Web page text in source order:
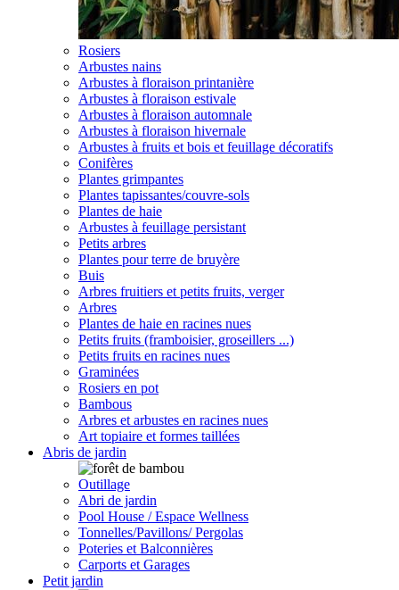
Rosiers
Arbustes nains
Arbustes à floraison printanière
Arbustes à floraison estivale
Arbustes à floraison automnale
Arbustes à floraison hivernale
Arbustes à fruits et bois et feuillage décoratifs
Conifères
Plantes grimpantes
Plantes tapissantes/couvre-sols
Plantes de haie
Arbustes à feuillage persistant
Petits arbres
Plantes pour terre de bruyère
Buis
Arbres fruitiers et petits fruits, verger
Arbres
Plantes de haie en racines nues
Petits fruits (framboisier, groseillers ...)
Petits fruits en racines nues
Graminées
Rosiers en pot
Bambous
Arbres et arbustes en racines nues
Art topiaire et formes taillées
Abris de jardin
Outillage
Abri de jardin
Pool House / Espace Wellness
Tonnelles/Pavillons/ Pergolas
Poteries et Balconnières
Carports et Garages
Petit jardin